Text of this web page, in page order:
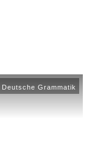
Deutsche Grammatik